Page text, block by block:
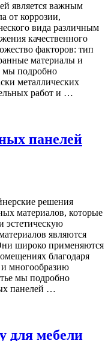
является важным
от коррозии,
вида различным
качественного
факторов: тип
материалы и
мы подробно
металлических
работ и …
панелей
решения
материалов, которые
эстетическую
являются
широко применяются
благодаря
многообразию
мы подробно
панелей …
для мебели